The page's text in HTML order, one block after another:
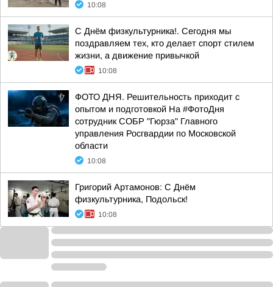
10:08
С Днём физкультурника!. Сегодня мы
поздравляем тех, кто делает спорт стилем
жизни, а движение привычкой
10:08
ФОТО ДНЯ. Решительность приходит с
опытом и подготовкой На #ФотоДня
сотрудник СОБР "Гюрза" Главного
управления Росгвардии по Московской
области
10:08
Григорий Артамонов: С Днём
физкультурника, Подольск!
10:08